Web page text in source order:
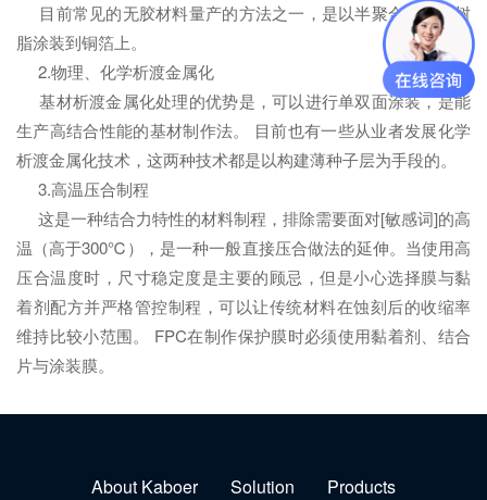
目前常见的无胶材料量产的方法之一，是以半聚合酰亚胺树
脂涂装到铜箔上。
2.物理、化学析渡金属化
基材析渡金属化处理的优势是，可以进行单双面涂装，是能
生产高结合性能的基材制作法。 目前也有一些从业者发展化学
析渡金属化技术，这两种技术都是以构建薄种子层为手段的。
3.高温压合制程
这是一种结合力特性的材料制程，排除需要面对[敏感词]的高
温（高于300℃），是一种一般直接压合做法的延伸。当使用高
压合温度时，尺寸稳定度是主要的顾忌，但是小心选择膜与黏
着剂配方并严格管控制程，可以让传统材料在蚀刻后的收缩率
维持比较小范围。 FPC在制作保护膜时必须使用黏着剂、结合
片与涂装膜。
About Kaboer Solution
Products